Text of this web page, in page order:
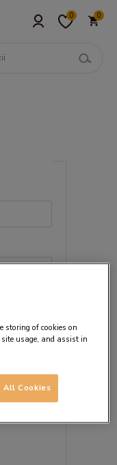
0 0
storing of cookies on
usage, and assist in
All Cookies